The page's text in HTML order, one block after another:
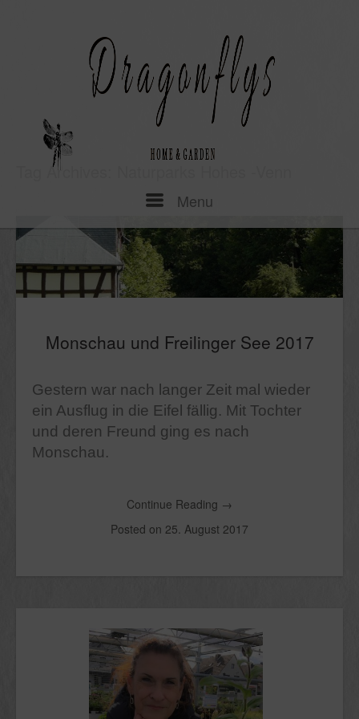
Menu
Tag Archives:
Monschau und Freilinger See 2017
Gestern war nach langer Zeit mal wieder
ein Ausflug in die Eifel fällig. Mit Tochter
und deren Freund ging es nach
Monschau.
Continue Reading →
Posted on 25. August 2017